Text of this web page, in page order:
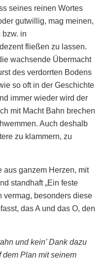
seines reinen Wortes
gutwillig, mag meinen,
bzw. in
fließen zu lassen.
wachsende Übermacht
des verdorrten Bodens
so oft in der Geschichte
immer wieder wird der
mit Macht Bahn brechen
Auch deshalb
zu klammern, zu
aus ganzem Herzen, mit
standhaft „Ein feste
vermag, besonders diese
das A und das O, den
und kein’ Dank dazu
dem Plan mit seinem